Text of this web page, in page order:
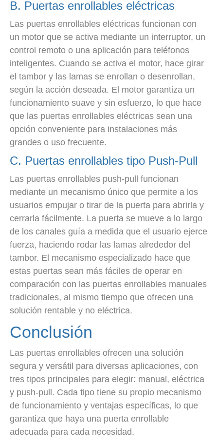
B. Puertas enrollables eléctricas
Las puertas enrollables eléctricas funcionan con
un motor que se activa mediante un interruptor, un
control remoto o una aplicación para teléfonos
inteligentes. Cuando se activa el motor, hace girar
el tambor y las lamas se enrollan o desenrollan,
según la acción deseada. El motor garantiza un
funcionamiento suave y sin esfuerzo, lo que hace
que las puertas enrollables eléctricas sean una
opción conveniente para instalaciones más
grandes o uso frecuente.
C. Puertas enrollables tipo Push-Pull
Las puertas enrollables push-pull funcionan
mediante un mecanismo único que permite a los
usuarios empujar o tirar de la puerta para abrirla y
cerrarla fácilmente. La puerta se mueve a lo largo
de los canales guía a medida que el usuario ejerce
fuerza, haciendo rodar las lamas alrededor del
tambor. El mecanismo especializado hace que
estas puertas sean más fáciles de operar en
comparación con las puertas enrollables manuales
tradicionales, al mismo tiempo que ofrecen una
solución rentable y no eléctrica.
Conclusión
Las puertas enrollables ofrecen una solución
segura y versátil para diversas aplicaciones, con
tres tipos principales para elegir: manual, eléctrica
y push-pull. Cada tipo tiene su propio mecanismo
de funcionamiento y ventajas específicas, lo que
garantiza que haya una puerta enrollable
adecuada para cada necesidad.